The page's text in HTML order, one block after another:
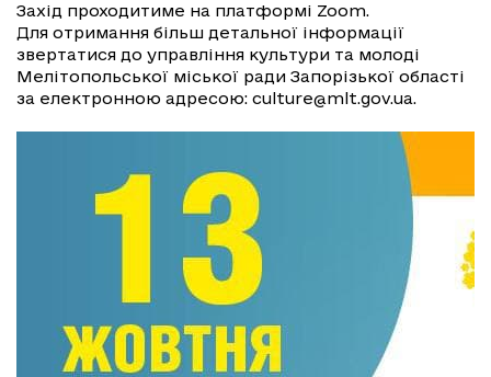
Захід проходитиме на платформі Zoom.
Для отримання більш детальної інформації
звертатися до управління культури та молоді
Мелітопольської міської ради Запорізької області
за електронною адресою: culture@mlt.gov.ua.